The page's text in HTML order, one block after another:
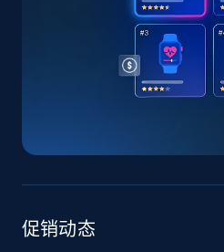
TikTok Shop - discover
促销动态